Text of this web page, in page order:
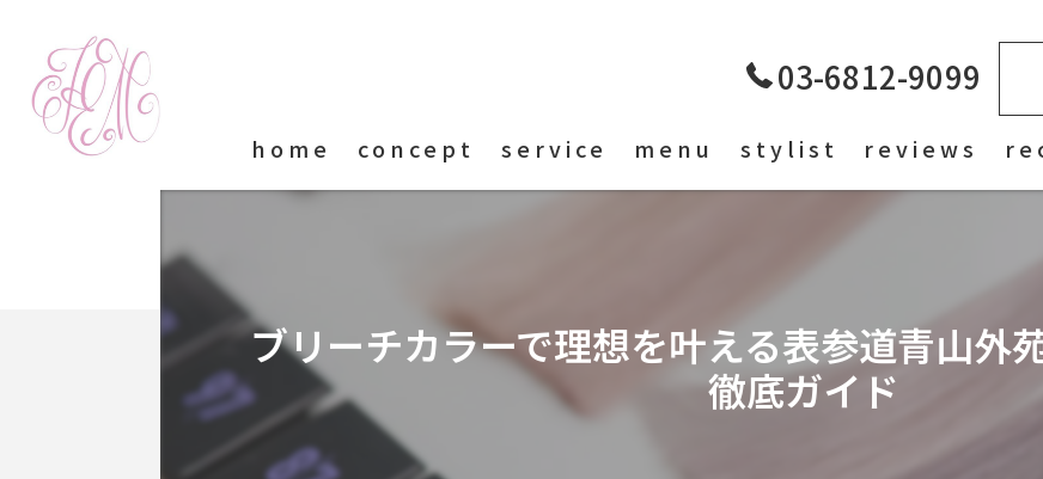
03-6812-9099
home concept service menu stylist reviews
ブリーチカラーで理想を叶える表参道青山外
徹底ガイド